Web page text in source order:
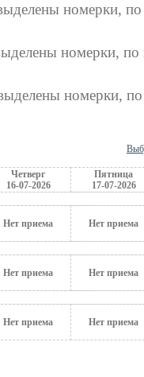
номерки,
номерки,
номерки,
Четверг
16-07-2026
Пятница
17-07-2026
Нет приема Нет приема
Нет приема Нет приема
Нет приема Нет приема